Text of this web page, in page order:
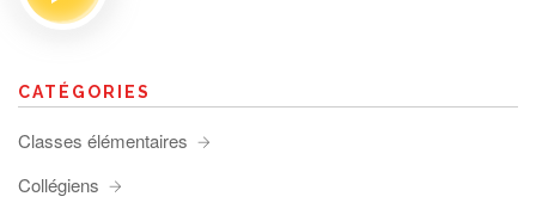
CATÉGORIES
Classes élémentaires
Collégiens